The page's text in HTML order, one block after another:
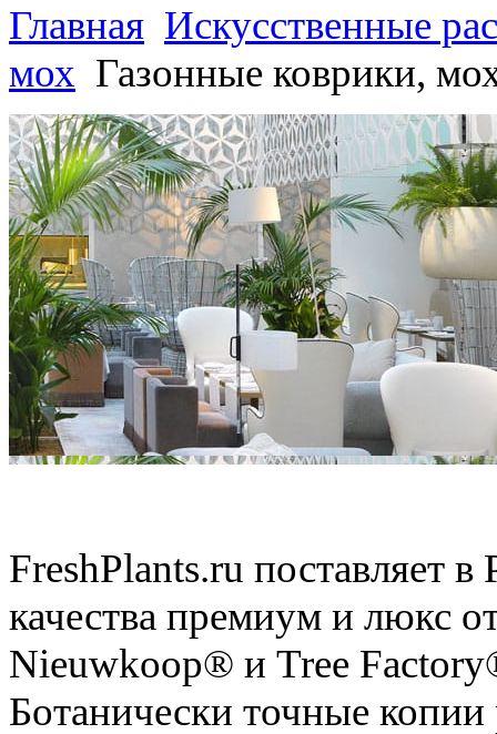
Главная Искусственные
мох Газонные коврики,
FreshPlants.ru поставляет
качества премиум и люкс
Nieuwkoop® и Tree
Ботанически точные